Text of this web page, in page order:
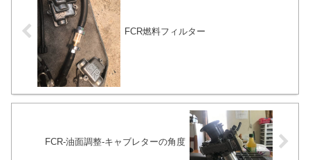
FCR燃料フィルター
FCR-油面調整-キャブレターの角度